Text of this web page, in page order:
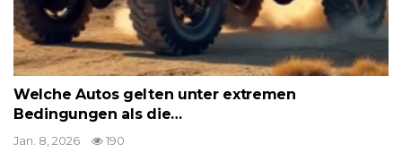
Welche Autos gelten unter extremen
Bedingungen als die…
Jan. 8, 2026 190